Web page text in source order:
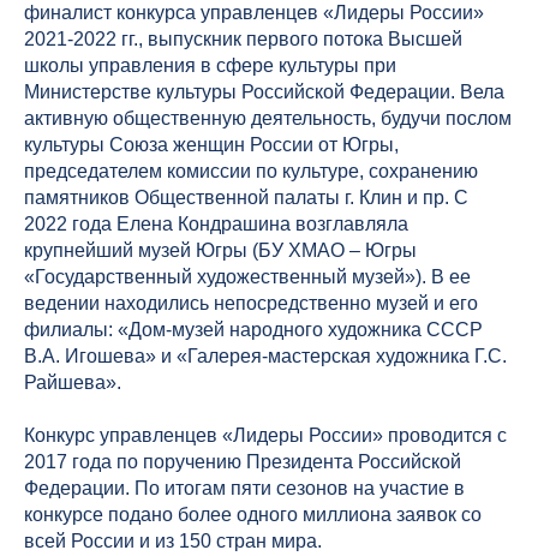
финалист конкурса управленцев «Лидеры России»
2021-2022 гг., выпускник первого потока Высшей
школы управления в сфере культуры при
Министерстве культуры Российской Федерации. Вела
активную общественную деятельность, будучи послом
культуры Союза женщин России от Югры,
председателем комиссии по культуре, сохранению
памятников Общественной палаты г. Клин и пр. С
2022 года Елена Кондрашина возглавляла
крупнейший музей Югры (БУ ХМАО – Югры
«Государственный художественный музей»). В ее
ведении находились непосредственно музей и его
филиалы: «Дом-музей народного художника СССР
В.А. Игошева» и «Галерея-мастерская художника Г.С.
Райшева».
Конкурс управленцев «Лидеры России» проводится с
2017 года по поручению Президента Российской
Федерации. По итогам пяти сезонов на участие в
конкурсе подано более одного миллиона заявок со
всей России и из 150 стран мира.